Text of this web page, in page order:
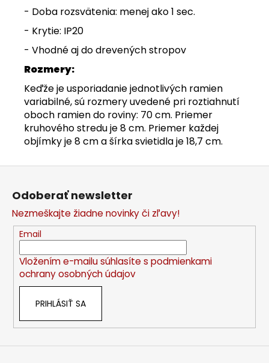
- Doba rozsvätenia: menej ako 1 sec.
- Krytie: IP20
- Vhodné aj do drevených stropov
Rozmery:
Keďže je usporiadanie jednotlivých ramien
variabilné, sú rozmery uvedené pri roztiahnutí
oboch ramien do roviny: 70 cm. Priemer
kruhového stredu je 8 cm. Priemer každej
objímky je 8 cm a šírka svietidla je 18,7 cm.
Z
Odoberať newsletter
Nezmeškajte žiadne novinky či zľavy!
Email
Vložením e-mailu súhlasíte s podmienkami
ochrany osobných údajov
PRIHLÁSIŤ SA